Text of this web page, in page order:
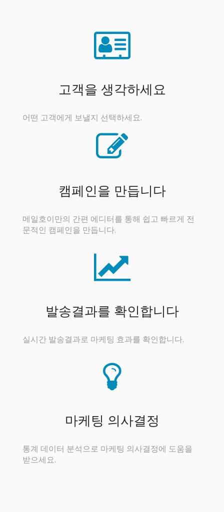
고객을 생각하세요
어떤 고객에게 보낼지 선택하세요.
캠페인을 만듭니다
메일호이만의 간편 에디터를 통해 쉽고 빠르게 전
문적인 캠페인을 만듭니다.
발송결과를 확인합니다
실시간 발송결과로 마케팅 효과를 확인합니다.
마케팅 의사결정
통계 데이터 분석으로 마케팅 의사결정에 도움을
받으세요.